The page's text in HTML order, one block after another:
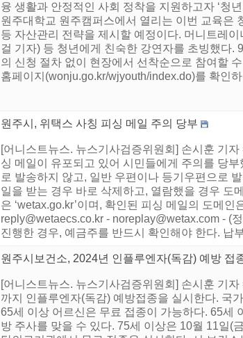
융 생활과 안정적인 사회 정착을 지원하고자 ‘청
원주대학교 원주캠퍼스에서 열리는 이번 교육은
등 자산관리 전략을 제시할 예정이다. 머니트레
걸 기자) 등 청년에게 친숙한 강연자를 초빙했다.
의 신청 절차 없이 현장에서 선착순으로 참여할
홈페이지(wonju.go.kr/wjyouth/index.do)를 확인
원주시, 위택스 사칭 피싱 메일 주의 당부
[어니스트뉴스. 뉴스기사검증위원회] 손시훈 기자
싱 메일이 유포되고 있어 시민들에게 주의를 당
로 발송하지 않고, 일반 우편이나 등기우편으로
일을 받는 경우 바로 삭제하고, 열람했을 경우 도
은 ‘wetax.go.kr’이며, 확인된 피싱 메일의 도메
reply@wetaecs.co.kr - noreplay@wetax.com - (
진행한 경우, 예금주를 반드시 확인해야 한다. 납
원주시보건소, 2024년 인플루엔자(독감) 예방 접
[어니스트뉴스. 뉴스기사검증위원회] 손시훈 기
까지 인플루엔자(독감) 예방접종을 실시한다. 국
65세 이상 어르신은 무료 접종이 가능하다. 65세
방 주사를 맞을 수 있다. 75세 이상은 10월 11일(